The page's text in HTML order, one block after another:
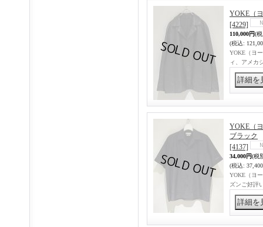
YOKE（
[4229]
110,000円(
(税込:
YOKE（ヨ
ィ、アメカ
YOKE（
ブラック
[4137]
34,000円(税
(税込:
YOKE（ヨ
ズンご好評